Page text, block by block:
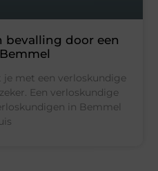
bevalling door een
je met een verloskundige
Een verloskundige
in Bemmel